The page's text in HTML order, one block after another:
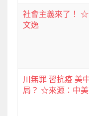
社會主義來了！
文逸
川無罪 習抗疫 美
局？ ☆來源：中